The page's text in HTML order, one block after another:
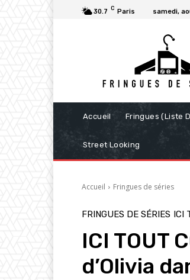
30.7 C Paris samedi,
Accueil Fringues (Liste
Street Looking
Accueil Fringues de séries
FRINGUES DE SÉRIES ICI
ICI TOUT
d’Olivia